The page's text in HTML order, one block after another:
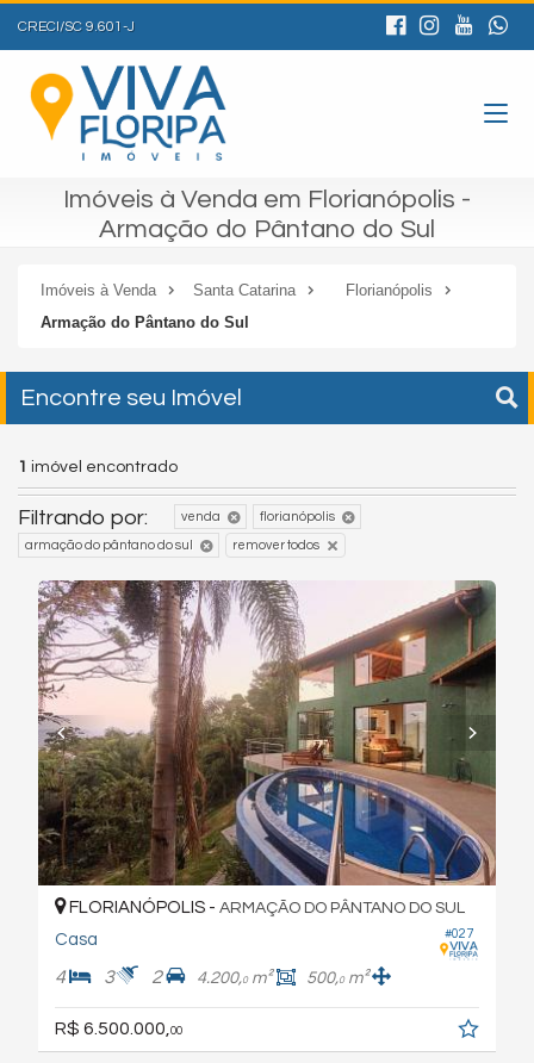
CRECI/SC 9.601-J
Imóveis à Venda em Florianópolis -
Armação do Pântano do Sul
Imóveis à Venda Santa Catarina
Florianópolis
Armação do Pântano do Sul
Encontre seu Imóvel
1 imóvel encontrado
Filtrando por: venda florianópolis
armação do pântano do sul remover todos
#027
FLORIANÓPOLIS - ARMAÇÃO DO PÂNTANO DO SUL
Casa
4 3 2 4.200,0m² 500,0m²
R$ 6.500.000, 00